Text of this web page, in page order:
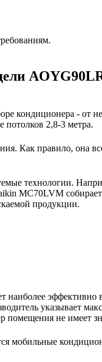
кондиционера - от
2,8-3 метра.
Как правило, она
технологии.
MC70LVM
продукции.
указывает
не имеет
мобильные